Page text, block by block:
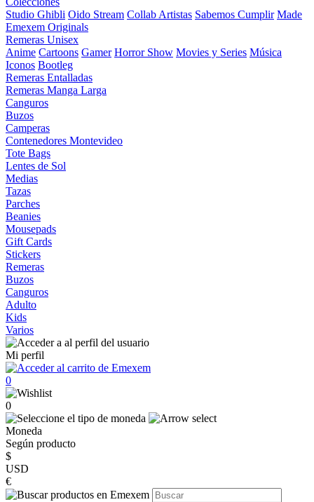
Studio Ghibli Oido Stream Collab Artistas Sabemos Cumplir Made
Emexem Originals
Remeras Unisex
Anime Cartoons Gamer Horror Show Movies y Series Música
Iconos Bootleg
Remeras Entalladas
Remeras Manga Larga
Canguros
Buzos
Camperas
Contenedores Montevideo
Tote Bags
Lentes de Sol
Medias
Tazas
Parches
Beanies
Mousepads
Gift Cards
Stickers
Remeras
Buzos
Canguros
Adulto
Kids
Varios
Mi perfil
0
0
Moneda
Según producto
$
USD
€